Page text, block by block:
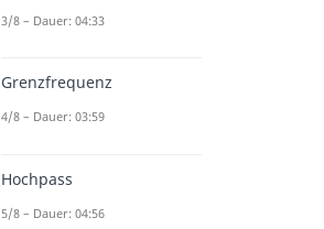
3/8 – Dauer: 04:33
Grenzfrequenz
4/8 – Dauer: 03:59
Hochpass
5/8 – Dauer: 04:56